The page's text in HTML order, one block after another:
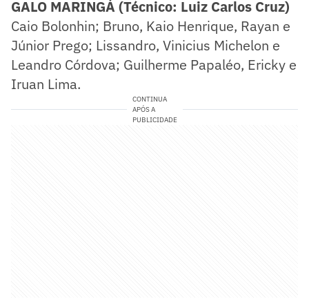
GALO MARINGÁ (Técnico: Luiz Carlos Cruz)
Caio Bolonhin; Bruno, Kaio Henrique, Rayan e
Júnior Prego; Lissandro, Vinicius Michelon e
Leandro Córdova; Guilherme Papaléo, Ericky e
Iruan Lima.
CONTINUA
APÓS A
PUBLICIDADE